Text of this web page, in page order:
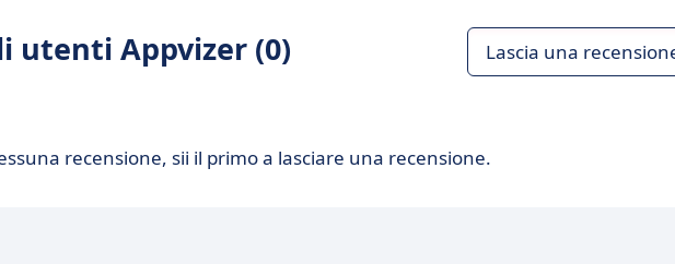
utenti Appvizer (0) Lascia una
recensione, sii il primo a lasciare una recensione.